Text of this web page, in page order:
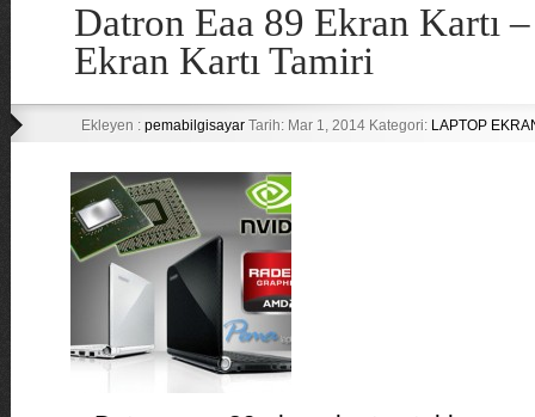
Datron Eaa 89 Ekran Kartı
Ekran Kartı Tamiri
Ekleyen : pemabilgisayarTarih: Mar 1, 2014 Kategori: LAPTOP